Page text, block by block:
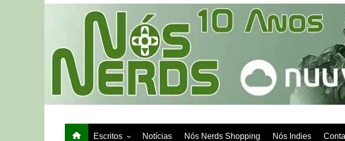
Escritos Notícias Nós Nerds Shopping Nós Indies